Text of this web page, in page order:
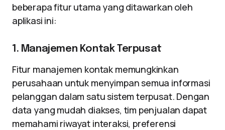
beberapa fitur utama yang ditawarkan oleh
aplikasi ini:
1. Manajemen Kontak Terpusat
Fitur manajemen kontak memungkinkan
perusahaan untuk menyimpan semua informasi
pelanggan dalam satu sistem terpusat. Dengan
data yang mudah diakses, tim penjualan dapat
memahami riwayat interaksi, preferensi